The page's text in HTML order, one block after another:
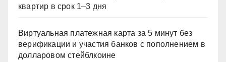
квартир в срок 1–3 дня
Виртуальная платежная карта за 5 минут без
верификации и участия банков с пополнением в
долларовом стейблкоине